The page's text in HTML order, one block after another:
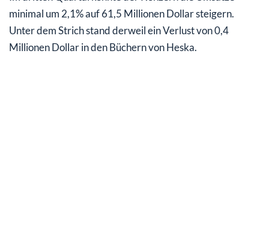
minimal um 2,1% auf 61,5 Millionen Dollar steigern.
Unter dem Strich stand derweil ein Verlust von 0,4
Millionen Dollar in den Büchern von Heska.